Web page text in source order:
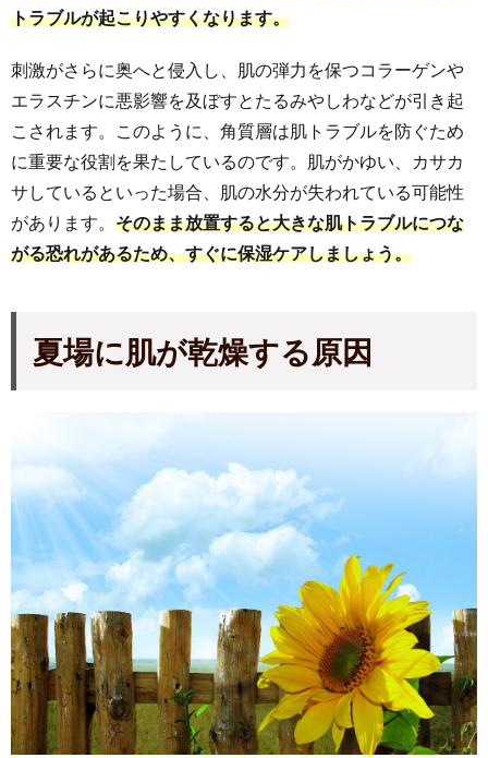
トラブルが起こりやすくなります。
刺激がさらに奥へと侵入し、肌の弾力を保つコラーゲンや
エラスチンに悪影響を及ぼすとたるみやしわなどが引き起
こされます。このように、角質層は肌トラブルを防ぐため
に重要な役割を果たしているのです。肌がかゆい、カサカ
サしているといった場合、肌の水分が失われている可能性
があります。 そのまま放置すると大きな肌トラブルにつな
がる恐れがあるため、すぐに保湿ケアしましょう。
夏場に肌が乾燥する原因